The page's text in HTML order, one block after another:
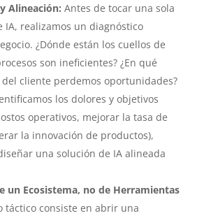
Alineación: Antes de tocar una sola
IA, realizamos un diagnóstico
¿Dónde están los cuellos de
son ineficientes? ¿En qué
cliente perdemos oportunidades?
los dolores y objetivos
operativos, mejorar la tasa de
la innovación de productos),
una solución de IA alineada
un Ecosistema, no de Herramientas
táctico consiste en abrir una